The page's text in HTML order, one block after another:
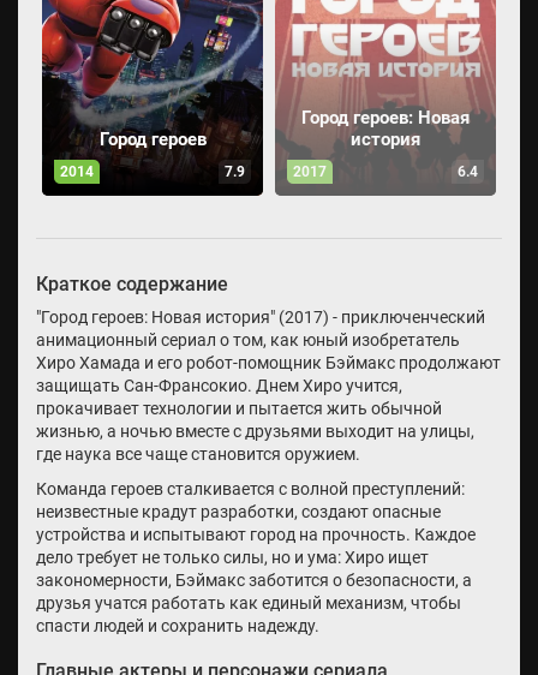
Город героев
2014 7.9
Город героев: Новая
история
2017 6.4
Краткое содержание
"Город героев: Новая история" (2017) - приключенческий
анимационный сериал о том, как юный изобретатель
Хиро Хамада и его робот-помощник Бэймакс продолжают
защищать Сан-Франсокио. Днем Хиро учится,
прокачивает технологии и пытается жить обычной
жизнью, а ночью вместе с друзьями выходит на улицы,
где наука все чаще становится оружием.
Команда героев сталкивается с волной преступлений:
неизвестные крадут разработки, создают опасные
устройства и испытывают город на прочность. Каждое
дело требует не только силы, но и ума: Хиро ищет
закономерности, Бэймакс заботится о безопасности, а
друзья учатся работать как единый механизм, чтобы
спасти людей и сохранить надежду.